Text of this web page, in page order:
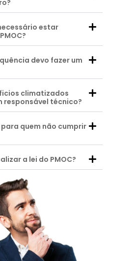
estar
devo fazer um
climatizados
responsável técnico?
quem não cumprir
a lei do PMOC?